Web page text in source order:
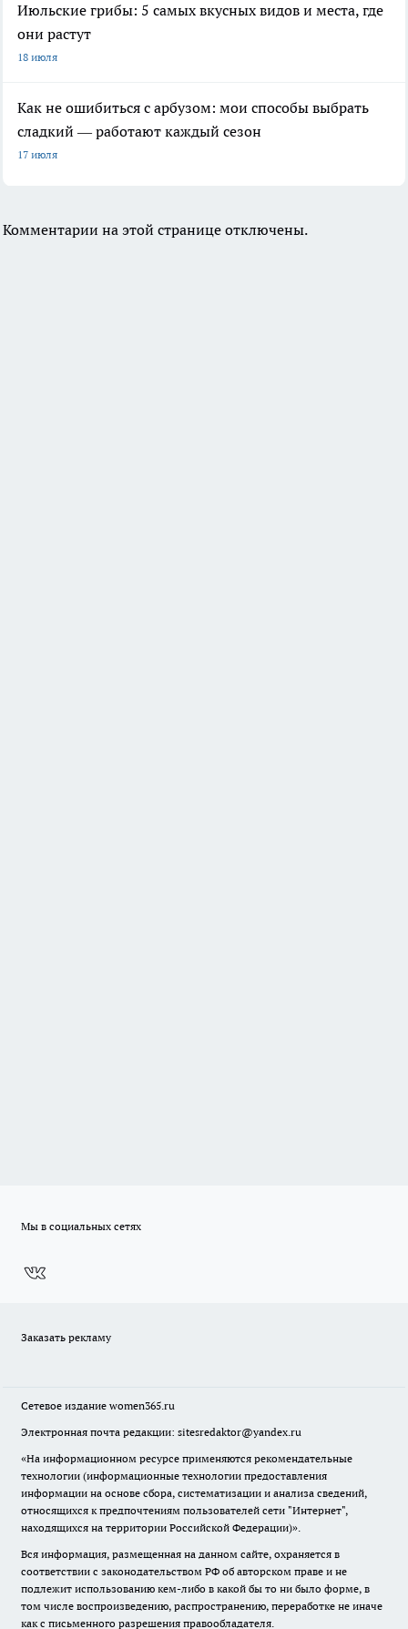
Июльские грибы: 5 самых вкусных видов и места, где
они растут
18 июля
Как не ошибиться с арбузом: мои способы выбрать
сладкий — работают каждый сезон
17 июля
Комментарии на этой странице отключены.
Мы в социальных сетях
Заказать рекламу
Сетевое издание women365.ru
Электронная почта редакции: sitesredaktor@yandex.ru
«На информационном ресурсе применяются рекомендательные
технологии (информационные технологии предоставления
информации на основе сбора, систематизации и анализа сведений,
относящихся к предпочтениям пользователей сети "Интернет",
находящихся на территории Российской Федерации)».
Вся информация, размещенная на данном сайте, охраняется в
соответствии с законодательством РФ об авторском праве и не
подлежит использованию кем-либо в какой бы то ни было форме, в
том числе воспроизведению, распространению, переработке не иначе
как с письменного разрешения правообладателя.